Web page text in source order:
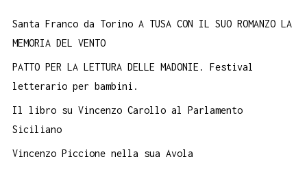
Santa Franco da Torino A TUSA CON IL SUO ROMANZO LA
MEMORIA DEL VENTO
PATTO PER LA LETTURA DELLE MADONIE. Festival
letterario per bambini.
Il libro su Vincenzo Carollo al Parlamento
Siciliano
Vincenzo Piccione nella sua Avola